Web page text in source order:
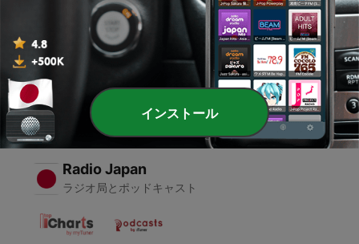
30 6月 2020
1 -
18 6月 2020
Radio Japan
ラジオ局とポッドキャスト
インストール